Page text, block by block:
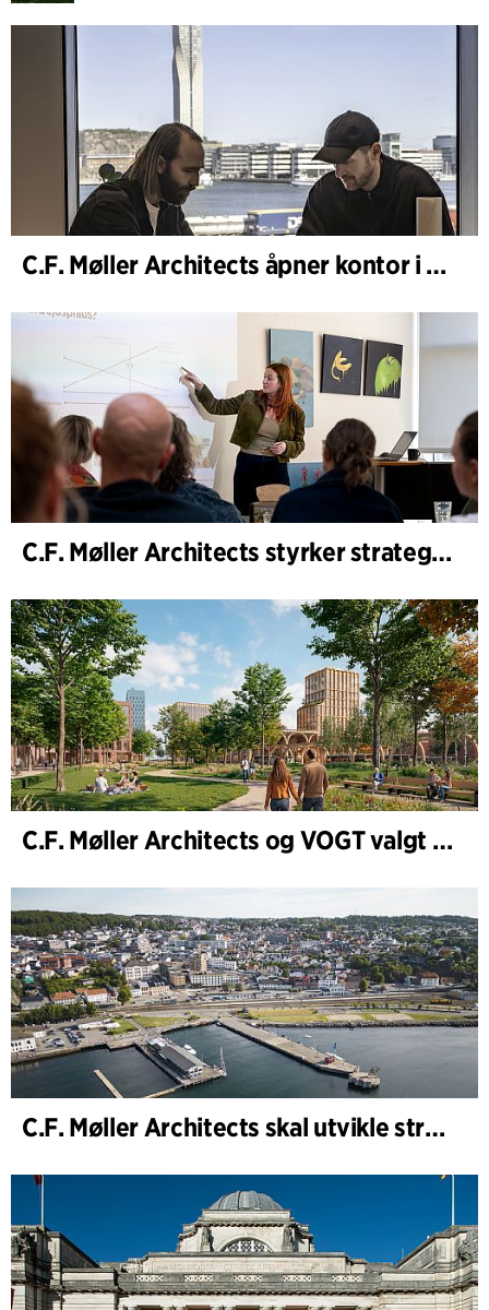
C.F. Møller Architects åpner kontor i Göteborg
C.F. Møller Architects styrker strategisk rådgivning i tidlige faser
C.F. Møller Architects og VOGT valgt til å forme fremtidens Hamburg-Altona
C.F. Møller Architects skal utvikle strategien for Knutepunkt Larvik og indre havn